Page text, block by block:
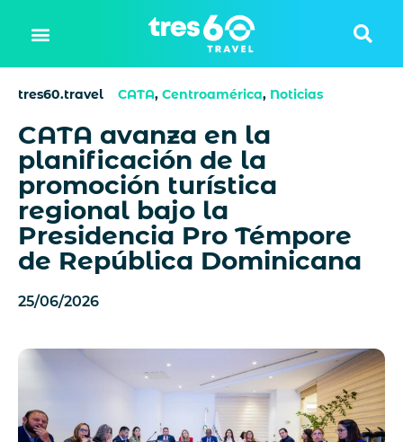
tres60.travel CATA, Centroamérica, Noticias
CATA avanza en la
planificación de la
promoción turística
regional bajo la
Presidencia Pro Témpore
de República Dominicana
25/06/2026